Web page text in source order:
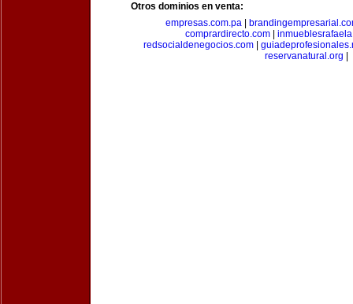
Otros dominios en venta:
empresas.com.pa
comprardirecto.com
redsocialdenegocios.com|
reservanatural.org